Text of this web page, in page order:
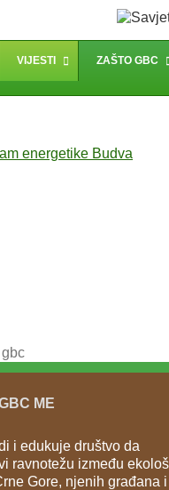
VIJESTI ZAŠTO GBC
ME
i edukuje društvo da
ravnotežu između
Gore, njenih građana i